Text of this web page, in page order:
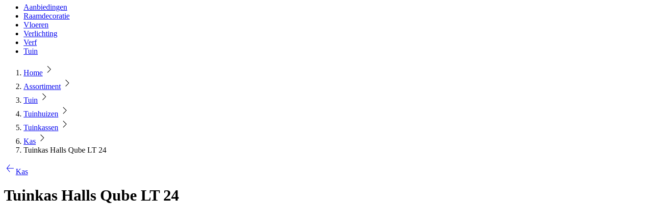
Aanbiedingen
Raamdecoratie
Vloeren
Verlichting
Verf
Tuin
Home
Assortiment
Tuin
Tuinhuizen
Tuinkassen
Kas
Tuinkas Halls Qube LT 24
Kas
Tuinkas Halls Qube LT 24